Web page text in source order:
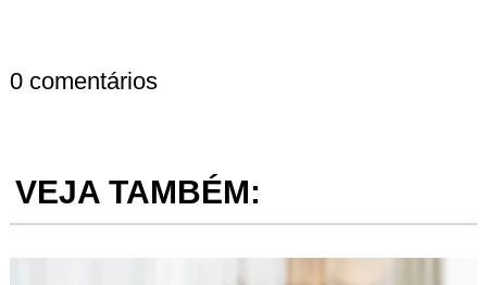
0 comentários
VEJA TAMBÉM: